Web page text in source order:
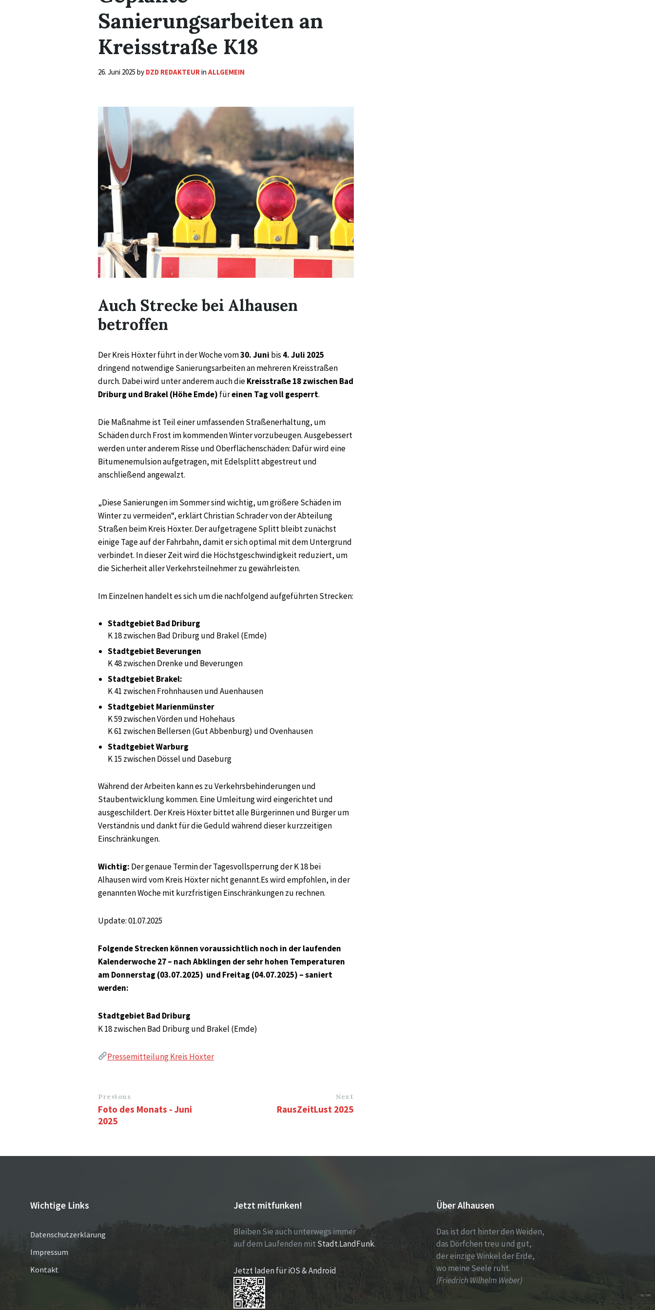
Sanierungsarbeiten an
Kreisstraße K18
26. Juni 2025 by DZD REDAKTEURin ALLGEMEIN
Auch Strecke bei Alhausen
betroffen
Der Kreis Höxter führt in der Woche vom30. Juni bis 4. Juli 2025
dringend notwendige Sanierungsarbeiten an mehreren Kreisstraßen
durch. Dabei wird unter anderem auch dieKreisstraße 18 zwischen Bad
Driburg und Brakel (Höhe Emde) füreinen Tag voll gesperrt.
Die Maßnahme ist Teil einer umfassenden Straßenerhaltung, um
Schäden durch Frost im kommenden Winter vorzubeugen. Ausgebessert
werden unter anderem Risse und Oberflächenschäden: Dafür wird eine
Bitumenemulsion aufgetragen, mit Edelsplitt abgestreut und
anschließend angewalzt.
„Diese Sanierungen im Sommer sind wichtig, um größere Schäden im
Winter zu vermeiden“, erklärt Christian Schrader von der Abteilung
Straßen beim Kreis Höxter. Der aufgetragene Splitt bleibt zunächst
einige Tage auf der Fahrbahn, damit er sich optimal mit dem Untergrund
verbindet. In dieser Zeit wird die Höchstgeschwindigkeit reduziert, um
die Sicherheit aller Verkehrsteilnehmer zu gewährleisten.
Im Einzelnen handelt es sich um die nachfolgend aufgeführten Strecken:
Stadtgebiet Bad Driburg
K 18 zwischen Bad Driburg und Brakel (Emde)
Stadtgebiet Beverungen
K 48 zwischen Drenke und Beverungen
Stadtgebiet Brakel:
K 41 zwischen Frohnhausen und Auenhausen
Stadtgebiet Marienmünster
K 59 zwischen Vörden und Hohehaus
K 61 zwischen Bellersen (Gut Abbenburg) und Ovenhausen
Stadtgebiet Warburg
K 15 zwischen Dössel und Daseburg
Während der Arbeiten kann es zu Verkehrsbehinderungen und
Staubentwicklung kommen. Eine Umleitung wird eingerichtet und
ausgeschildert. Der Kreis Höxter bittet alle Bürgerinnen und Bürger um
Verständnis und dankt für die Geduld während dieser kurzzeitigen
Einschränkungen.
Wichtig: Der genaue Termin der Tagesvollsperrung der K 18 bei
Alhausen wird vom Kreis Höxter nicht genannt.Es wird empfohlen, in der
genannten Woche mit kurzfristigen Einschränkungen zu rechnen.
Update: 01.07.2025
Folgende Strecken können voraussichtlich noch in der laufenden
Kalenderwoche 27 – nach Abklingen der sehr hohen Temperaturen
am Donnerstag (03.07.2025) und Freitag (04.07.2025) – saniert
werden:
Stadtgebiet Bad Driburg
K 18 zwischen Bad Driburg und Brakel (Emde)
Pressemitteilung Kreis Höxter
Previous
Foto des Monats - Juni
2025
Next
RausZeitLust 2025
Wichtige Links
Datenschutzerklärung
Impressum
Kontakt
Jetzt mitfunken!
Bleiben Sie auch unterwegs immer
auf dem Laufenden mit Stadt.LandFunk.
Jetzt laden für iOS & Android
Über Alhausen
Das ist dort hinter den Weiden,
das Dörfchen treu und gut,
der einzige Winkel der Erde,
wo meine Seele ruht.
(Friedrich Wilhelm Weber)